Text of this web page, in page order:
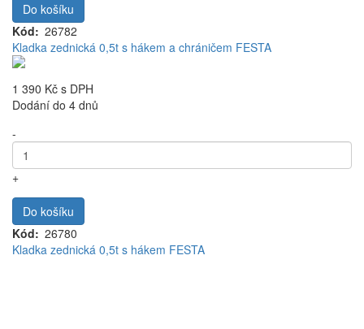
Do košíku
Kód
26782
Kladka zednická 0,5t s hákem a chráničem FESTA
1 390 Kč s DPH
Dodání do 4 dnů
-
+
Do košíku
Kód
26780
Kladka zednická 0,5t s hákem FESTA